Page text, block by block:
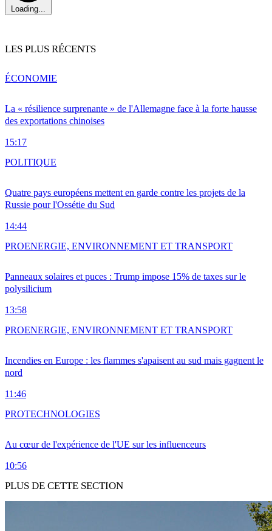
Loading...
LES PLUS RÉCENTS
La « résilience surprenante » de l'Allemagne face à la forte hausse
des exportations chinoises
15:17
ÉCONOMIE
Quatre pays européens mettent en garde contre les projets de la
Russie pour l'Ossétie du Sud
14:44
POLITIQUE
Panneaux solaires et puces : Trump impose 15% de taxes sur le
polysilicium
13:58
PROENERGIE, ENVIRONNEMENT ET TRANSPORT
Incendies en Europe : les flammes s'apaisent au sud mais gagnent le
nord
11:46
PROENERGIE, ENVIRONNEMENT ET TRANSPORT
Au cœur de l'expérience de l'UE sur les influenceurs
10:56
PROTECHNOLOGIES
PLUS DE CETTE SECTION